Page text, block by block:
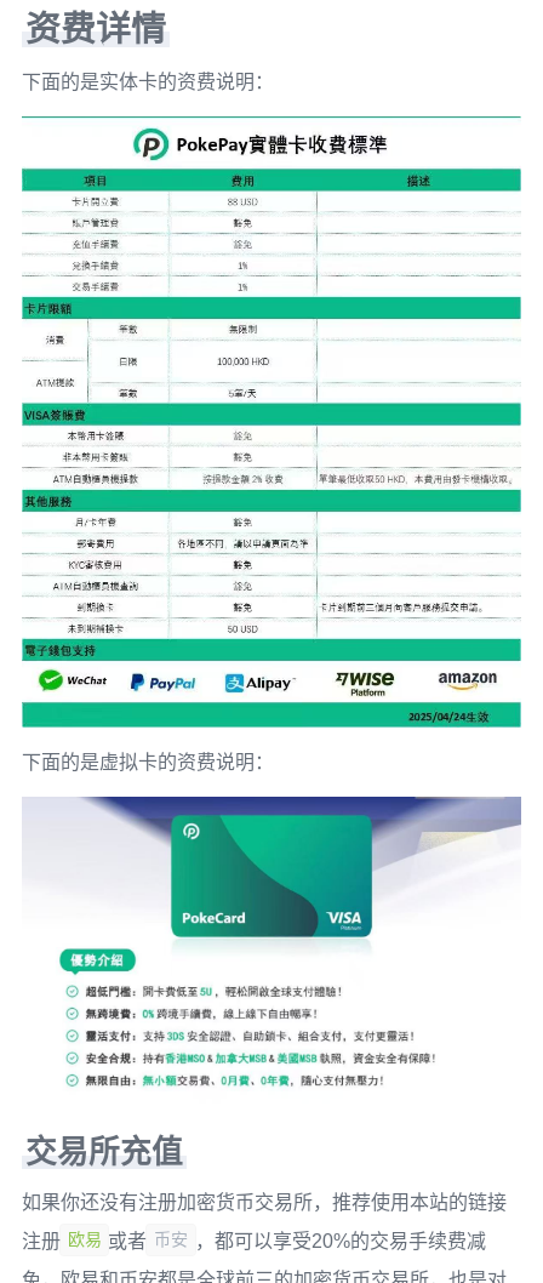
资费详情
下面的是实体卡的资费说明：
下面的是虚拟卡的资费说明：
交易所充值
如果你还没有注册加密货币交易所，推荐使用本站的链接
注册 欧易 或者 币安
，都可以享受20%的交易手续费减